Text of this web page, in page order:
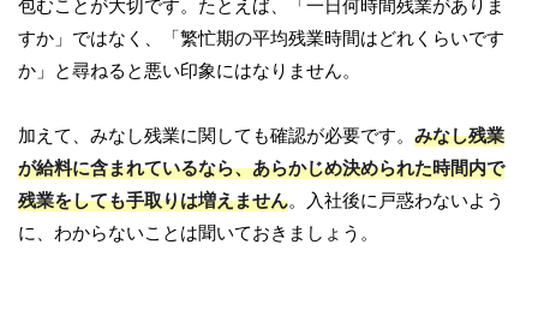
包むことが大切です。たとえば、「一日何時間残業がありま
すか」ではなく、「繁忙期の平均残業時間はどれくらいです
か」と尋ねると悪い印象にはなりません。
加えて、みなし残業に関しても確認が必要です。 みなし残業
が給料に含まれているなら、あらかじめ決められた時間内で
残業をしても手取りは増えません。入社後に戸惑わないよう
に、わからないことは聞いておきましょう。